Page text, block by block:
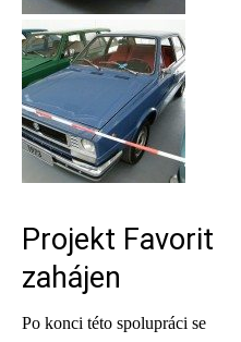
Projekt Favorit
zahájen
Po konci této spolupráci se